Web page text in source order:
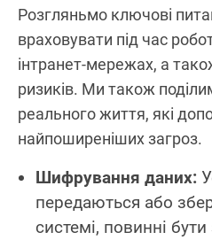
Розгляньмо ключові
враховувати під час
інтранет-мережах, а
ризиків. Ми також
реального життя, які
найпоширеніших загроз.
Шифрування даних:
передаються або
системі, повинні